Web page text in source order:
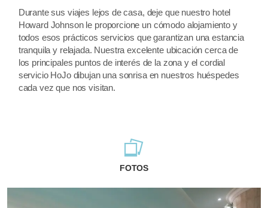
Durante sus viajes lejos de casa, deje que nuestro hotel
Howard Johnson le proporcione un cómodo alojamiento y
todos esos prácticos servicios que garantizan una estancia
tranquila y relajada. Nuestra excelente ubicación cerca de
los principales puntos de interés de la zona y el cordial
servicio HoJo dibujan una sonrisa en nuestros huéspedes
cada vez que nos visitan.
FOTOS